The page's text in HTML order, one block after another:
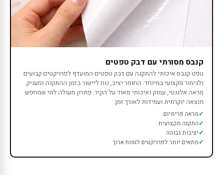
קנבס מסורתי עם דבק טפטים
טפט קנבס איכותי להתקנה עם דבק טפטים המועדף לפרויקטים קבועים
ולגימור מקצועי במיוחד. החומר יציב, נוח ליישור בזמן ההתקנה ומעניק
מראה אלגנטי, עמוק ואיכותי מאוד על הקיר. פתרון מעולה למי שמחפש
תוצאה יוקרתית ועמידות לאורך זמן.
מראה פרימיום
התקנה מקצועית
יציבות גבוהה
מתאים יותר לפרויקטים לטווח ארוך